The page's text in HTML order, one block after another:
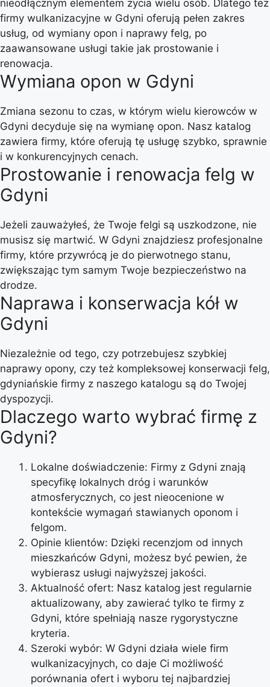
nieodłącznym elementem życia wielu osób. Dlatego też
firmy wulkanizacyjne w Gdyni oferują pełen zakres
usług, od wymiany opon i naprawy felg, po
zaawansowane usługi takie jak prostowanie i
renowacja.
Wymiana opon w Gdyni
Zmiana sezonu to czas, w którym wielu kierowców w
Gdyni decyduje się na wymianę opon. Nasz katalog
zawiera firmy, które oferują tę usługę szybko, sprawnie
i w konkurencyjnych cenach.
Prostowanie i renowacja felg w
Gdyni
Jeżeli zauważyłeś, że Twoje felgi są uszkodzone, nie
musisz się martwić. W Gdyni znajdziesz profesjonalne
firmy, które przywrócą je do pierwotnego stanu,
zwiększając tym samym Twoje bezpieczeństwo na
drodze.
Naprawa i konserwacja kół w
Gdyni
Niezależnie od tego, czy potrzebujesz szybkiej
naprawy opony, czy też kompleksowej konserwacji felg,
gdyniańskie firmy z naszego katalogu są do Twojej
dyspozycji.
Dlaczego warto wybrać firmę z
Gdyni?
Lokalne doświadczenie: Firmy z Gdyni znają
specyfikę lokalnych dróg i warunków
atmosferycznych, co jest nieocenione w
kontekście wymagań stawianych oponom i
felgom.
Opinie klientów: Dzięki recenzjom od innych
mieszkańców Gdyni, możesz być pewien, że
wybierasz usługi najwyższej jakości.
Aktualność ofert: Nasz katalog jest regularnie
aktualizowany, aby zawierać tylko te firmy z
Gdyni, które spełniają nasze rygorystyczne
kryteria.
Szeroki wybór: W Gdyni działa wiele firm
wulkanizacyjnych, co daje Ci możliwość
porównania ofert i wyboru tej najbardziej